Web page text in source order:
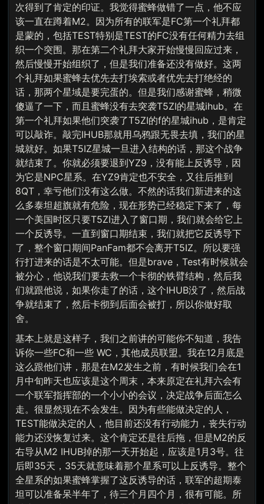
次得到了肯定的印证。我觉得蜜蜂做错了一点，他不应
该一直在蹲着M2。因为所有的联军是FC第一个礼拜都
是蒙的，包括TEST特别是TEST的FC没有任何精力去组
织一个突围。那在第二个礼拜大家开始慢慢回应过来，
然后慢慢开始组织了，但是我们准备还没有做好。这两
个礼拜如果蜜蜂去优先去打埃索或者优先去打绝经的
话，那两个星域是要完蛋的。但是我们感谢蜜蜂，稍微
傻逼了一下，而且蜜蜂没有去突袭T5ZI的星城ihub。在
第一个礼拜如果他们突袭了T5ZI的f的星城ihub，是肯定
可以敲诈。敲完IHUB那就用乌鸦跟无畏去填，我们的星
城就好。如果T5IZ星城一旦进入结构的话，那这个战争
就结束了。你就必须要退到YZ9，没有能上反诱导，因
为它是NPC星系。在YZ9肯定也不安全，又往后推到
8QT，幸亏他们没有这么做。不然的话我们新进来的这
么多泰坦超旗就有危险，现在形势已经稳定下来了，每
一个美国时区只要T5ZI进入了窗口期，我们就会给它上
一个反诱导。一直到窗口期结束，我们就把它反诱导下
了，整个窗口期间PanFam都不会离开T5IZ。所以要强
行打进来的话是不太可能。但是brave，Test有时候就会
被分心，他说我们要去救一个卡彻的铁臂结构，然后我
们就跟他说，如果你走了的话，这个IHUB没了，然后战
争就结束了，然后卡彻到后面会被打，所以你做好取
舍。
基本上就是这样子，我们之前讲的可能你不知道，我告
诉你一些FC和一些 WC，其他成员联盟。我在12月底是
这么跟他们讲，那是在M2发生之前，有时候我们会在1
月中旬昨天也应该是这个周末，本来原定在礼拜六会有
一个联军指挥部的一个小小的会议，决定战争后面怎么
走。很显然现在不会发生。因为有些能做决定的人，
TEST能做决定的人，他目前还没有行动能力，丧失行动
能力还没恢复过来。这个肯定还是往后拖，但是M2的反
右导从M2 IHUB掉的那一天开始起，应该是1月3号。往
后即35天，35天就意味着那个星系可以上反诱导。整个
全星系的如果蜜蜂掌握了这反诱导的话，联军的超期泰
坦可以准备呆半年了，待三个月四个月，很有可能。所